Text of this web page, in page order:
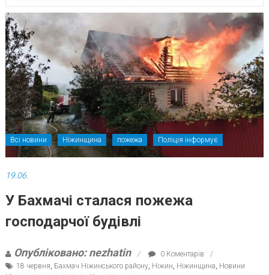
Всі новини Ніжинщина пожежа Поліція інформує
19.06.
У Бахмачі сталася пожежа
господарчої будівлі
Опубліковано: nezhatin
0 Коментарів
18 червня Бахмач Ніжинського району, Ніжин Ніжинщина Новини